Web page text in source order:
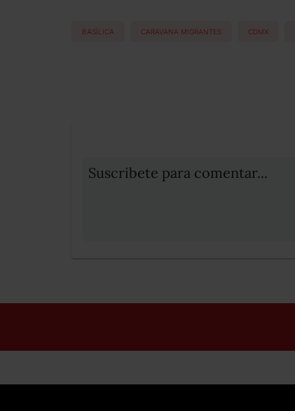
BASÍLICA CARAVANA MIGRANTES CDMX
Suscribete para comentar...